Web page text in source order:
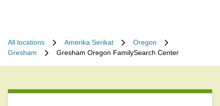
All locations Amerika Serikat
Oregon
Gresham
Gresham Oregon FamilySearch Center